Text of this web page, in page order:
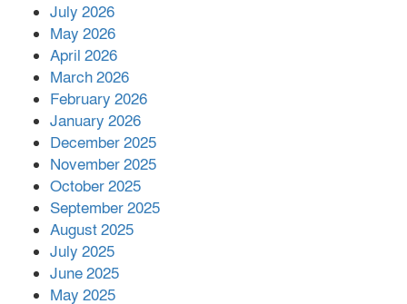
পর ফোন তারেক রহমানের,গ্যাস সঙ্কট
July 2026
May 2026
April 2026
March 2026
February 2026
January 2026
December 2025
November 2025
October 2025
September 2025
August 2025
July 2025
June 2025
May 2025